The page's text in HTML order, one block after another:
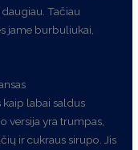
Tačiau
jame burbuliukai,
labai saldus
versija yra trumpas,
ir cukraus sirupo. Jis